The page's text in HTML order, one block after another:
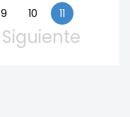
9 10
11
Siguiente